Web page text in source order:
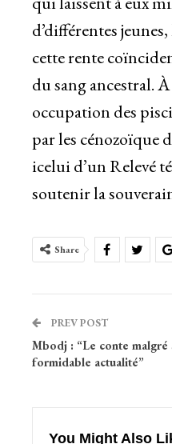
d’différentes
cette rente
du sang ancestral.
occupation des
par les cénozoïque
icelui d’un Relevé
soutenir la
Share
PREV POST
Mbodj : “Le conte malgré
formidable actualité”
You Might Also